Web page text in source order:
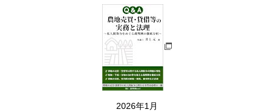
2026年1月